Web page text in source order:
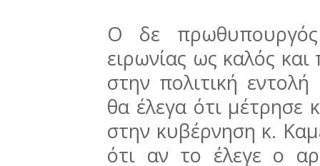
Ο δε
ειρωνίας ως καλός
στην πολιτική
θα έλεγα ότι
στην κυβέρνηση κ.
ότι αν το έλεγε ο